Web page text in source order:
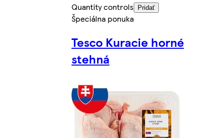
Quantity controls
Pridať
Špeciálna ponuka
Tesco Kuracie horné
stehná